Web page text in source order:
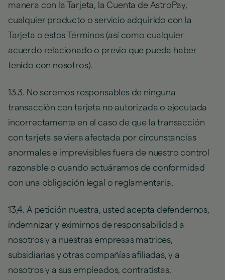
manera con la Tarjeta, la Cuenta de AstroPay,
cualquier producto o servicio adquirido con la
Tarjeta o estos Términos (así como cualquier
acuerdo relacionado o previo que pueda haber
tenido con nosotros).
13.3. No seremos responsables de ninguna
transacción con tarjeta no autorizada o ejecutada
incorrectamente en el caso de que la transacción
con tarjeta se viera afectada por circunstancias
anormales e imprevisibles fuera de nuestro control
razonable o cuando actuáramos de conformidad
con una obligación legal o reglamentaria.
13,4. A petición nuestra, usted acepta defendernos,
indemnizar y eximirnos de responsabilidad a
nosotros y a nuestras empresas matrices,
subsidiarias y otras compañías afiliadas, y a
nosotros y a sus empleados, contratistas,